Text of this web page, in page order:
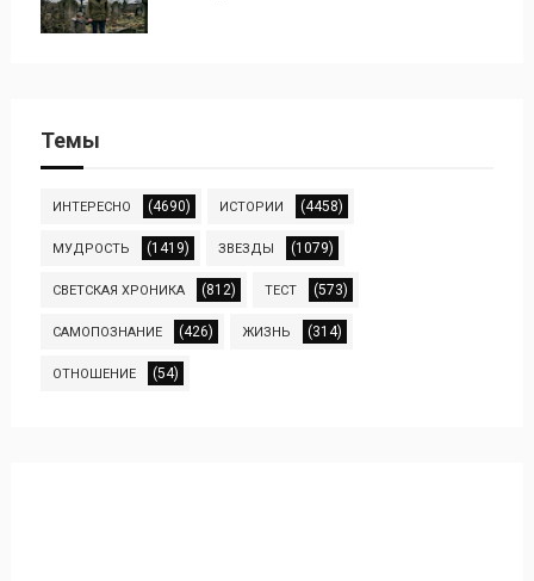
Темы
ИНТЕРЕСНО (4690) ИСТОРИИ (4458)
МУДРОСТЬ (1419) ЗВЕЗДЫ (1079)
СВЕТСКАЯ ХРОНИКА (812) ТЕСТ (573)
САМОПОЗНАНИЕ (426) ЖИЗНЬ (314)
ОТНОШЕНИЕ (54)